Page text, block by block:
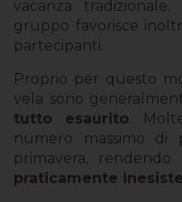
vacanza
gruppo favorisce
partecipanti.
Proprio per questo
vela sono
tutto esaurito.
numero massimo di
primavera,
praticamente